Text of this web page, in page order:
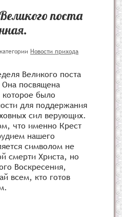
поста
Новости прихода
Великого поста
посвящена
было
для поддержания
сил верующих.
что именно Крест
нашего
символом не
смерти Христа, но
Воскресения,
всем, кто готов